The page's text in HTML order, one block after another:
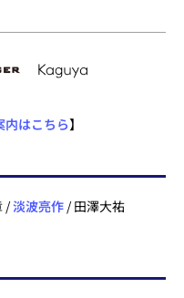
はこちら】
/淡波亮作 / 田澤大祐